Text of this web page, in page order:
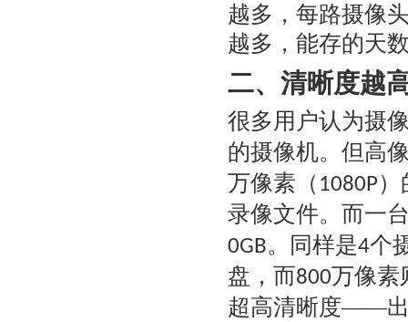
越多，每路摄像
越多，能存的天
二、清晰度越
很多用户认为摄
的摄像机。但高
万像素（ 1080P
录像文件。而一
0GB。同样是4个
盘，而800万像素
超高清晰度——出